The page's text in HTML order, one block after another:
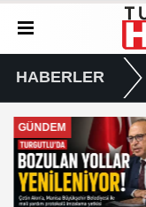
HABERLER
GÜNDEM